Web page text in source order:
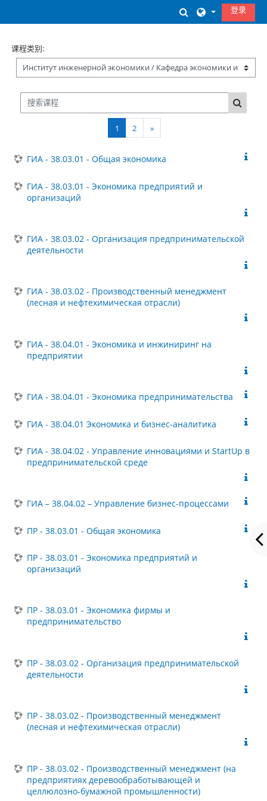
切换搜索输入
登录
课程类别:
搜索课程
搜索课
1 2页 2 »下一页
ГИА - 38.03.01 - Общая экономика
ГИА - 38.03.01 - Экономика предприятий и
организаций
ГИА - 38.03.02 - Организация предпринимательской
деятельности
ГИА - 38.03.02 - Производственный менеджмент
(лесная и нефтехимическая отрасли)
ГИА - 38.04.01 - Экономика и инжиниринг на
предприятии
ГИА - 38.04.01 - Экономика предпринимательства
ГИА - 38.04.01 Экономика и бизнес-аналитика
ГИА - 38.04.02 - Управление инновациями и StartUp в
предпринимательской среде
ГИА – 38.04.02 – Управление бизнес-процессами
ПР - 38.03.01 - Общая экономика
ПР - 38.03.01 - Экономика предприятий и
организаций
ПР - 38.03.01 - Экономика фирмы и
предпринимательство
ПР - 38.03.02 - Организация предпринимательской
деятельности
ПР - 38.03.02 - Производственный менеджмент
(лесная и нефтехимическая отрасли)
ПР - 38.03.02 - Производственный менеджмент (на
предприятиях деревообработывающей и
целлюлозно-бумажной промышленности)